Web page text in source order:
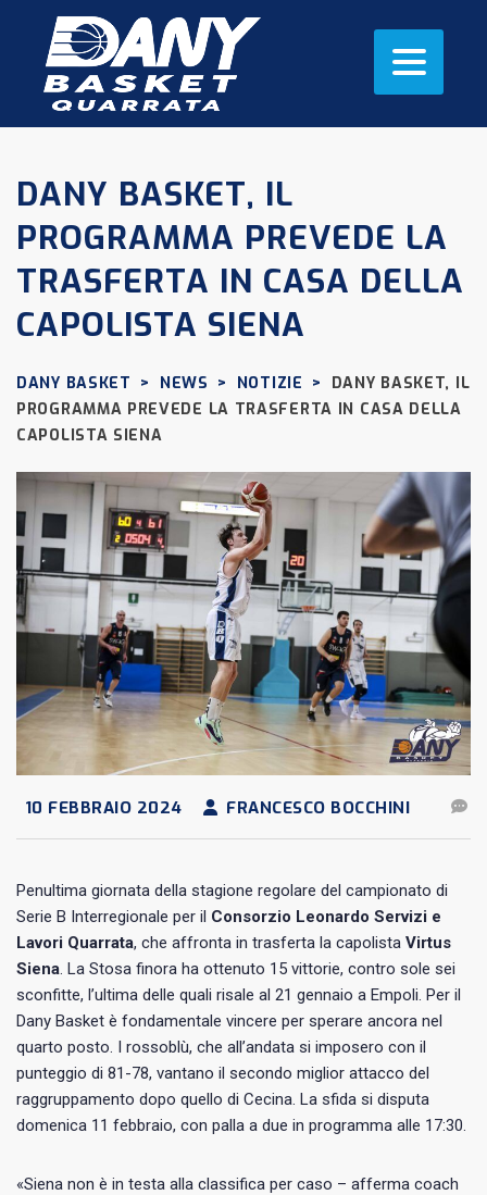
DANY BASKET, IL
PROGRAMMA PREVEDE LA
TRASFERTA IN CASA DELLA
CAPOLISTA SIENA
DANY BASKET > NEWS > NOTIZIE >
DANY BASKET, IL
PROGRAMMA PREVEDE LA TRASFERTA IN CASA DELLA
CAPOLISTA SIENA
10 FEBBRAIO 2024 FRANCESCO BOCCHINI
Penultima giornata della stagione regolare del campionato di
Serie B Interregionale per il Consorzio Leonardo Servizi e
Lavori Quarrata, che affronta in trasferta la capolista Virtus
Siena. La Stosa finora ha ottenuto 15 vittorie, contro sole sei
sconfitte, l’ultima delle quali risale al 21 gennaio a Empoli. Per il
Dany Basket è fondamentale vincere per sperare ancora nel
quarto posto. I rossoblù, che all’andata si imposero con il
punteggio di 81-78, vantano il secondo miglior attacco del
raggruppamento dopo quello di Cecina. La sfida si disputa
domenica 11 febbraio, con palla a due in programma alle 17:30.
«Siena non è in testa alla classifica per caso – afferma coach